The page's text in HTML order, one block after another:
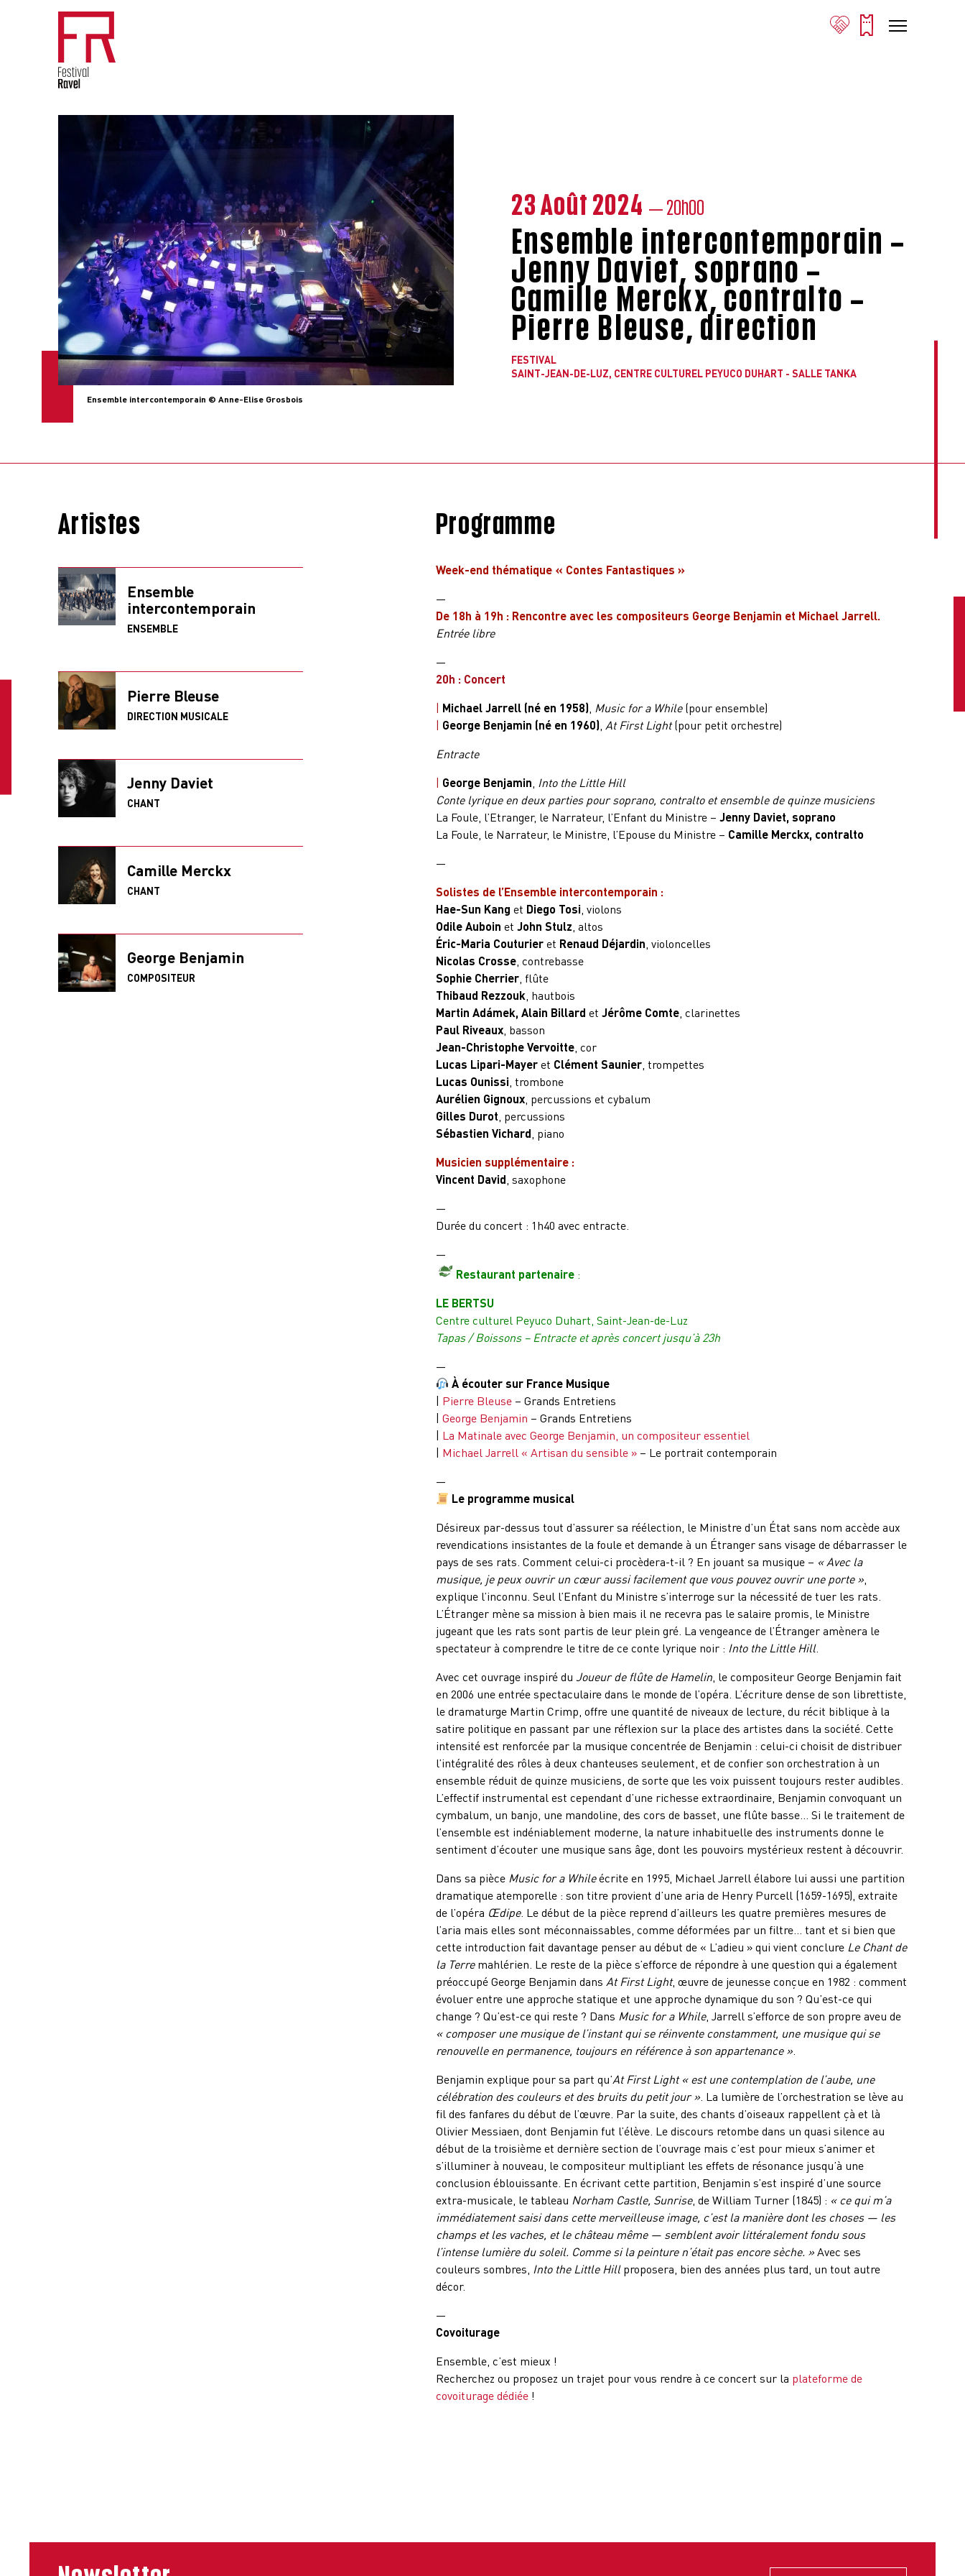
Ensemble intercontemporain © Anne-Elise Grosbois
23 Août 2024 — 20h00
Ensemble intercontemporain –
Jenny Daviet, soprano –
Camille Merckx, contralto –
Pierre Bleuse, direction
FESTIVAL
SAINT-JEAN-DE-LUZ, CENTRE CULTUREL PEYUCO DUHART - SALLE TANKA
Programme
Week-end thématique « Contes Fantastiques »
—
De 18h à 19h : Rencontre avec les compositeurs George Benjamin et Michael Jarrell.
Entrée libre
—
20h : Concert
| Michael Jarrell (né en 1958), Music for a While(pour ensemble)
| George Benjamin (né en 1960), At First Light(pour petit orchestre)
Entracte
| George Benjamin, Into the Little Hill
Conte lyrique en deux parties pour soprano, contralto et ensemble de quinze musiciens
La Foule, l’Etranger, le Narrateur, l’Enfant du Ministre – Jenny Daviet, soprano
La Foule, le Narrateur, le Ministre, l’Epouse du Ministre – Camille Merckx, contralto
—
Solistes de l’Ensemble intercontemporain :
Hae-Sun Kang et Diego Tosi, violons
Odile Auboin et John Stulz, altos
Éric-Maria Couturieret Renaud Déjardin, violoncelles
Nicolas Crosse, contrebasse
Sophie Cherrier, flûte
Thibaud Rezzouk, hautbois
Martin Adámek, Alain Billard et Jérôme Comte, clarinettes
Paul Riveaux, basson
Jean-Christophe Vervoitte, cor
Lucas Lipari-Mayeret Clément Saunier, trompettes
Lucas Ounissi, trombone
Aurélien Gignoux, percussions et cybalum
Gilles Durot, percussions
Sébastien Vichard, piano
Musicien supplémentaire :
Vincent David, saxophone
—
Durée du concert : 1h40 avec entracte.
—
Restaurant partenaire:
LE BERTSU
Centre culturel Peyuco Duhart, Saint-Jean-de-Luz
Tapas / Boissons – Entracte et après concert jusqu’à 23h
—
À écouter sur France Musique
| Pierre Bleuse– Grands Entretiens
| George Benjamin – Grands Entretiens
| La Matinale avec George Benjamin, un compositeur essentiel
| Michael Jarrell « Artisan du sensible »– Le portrait contemporain
—
Le programme musical
Désireux par-dessus tout d’assurer sa réélection, le Ministre d’un État sans nom accède aux
revendications insistantes de la foule et demande à un Étranger sans visage de débarrasser le
pays de ses rats. Comment celui-ci procèdera-t-il ? En jouant sa musique – « Avec la
musique, je peux ouvrir un cœur aussi facilement que vous pouvez ouvrir une porte »,
explique l’inconnu. Seul l’Enfant du Ministre s’interroge sur la nécessité de tuer les rats.
L’Étranger mène sa mission à bien mais il ne recevra pas le salaire promis, le Ministre
jugeant que les rats sont partis de leur plein gré. La vengeance de l’Étranger amènera le
spectateur à comprendre le titre de ce conte lyrique noir : Into the Little Hill.
Avec cet ouvrage inspiré du Joueur de flûte de Hamelin, le compositeur George Benjamin fait
en 2006 une entrée spectaculaire dans le monde de l’opéra. L’écriture dense de son librettiste,
le dramaturge Martin Crimp, offre une quantité de niveaux de lecture, du récit biblique à la
satire politique en passant par une réflexion sur la place des artistes dans la société. Cette
intensité est renforcée par la musique concentrée de Benjamin : celui-ci choisit de distribuer
l’intégralité des rôles à deux chanteuses seulement, et de confier son orchestration à un
ensemble réduit de quinze musiciens, de sorte que les voix puissent toujours rester audibles.
L’effectif instrumental est cependant d’une richesse extraordinaire, Benjamin convoquant un
cymbalum, un banjo, une mandoline, des cors de basset, une flûte basse… Si le traitement de
l’ensemble est indéniablement moderne, la nature inhabituelle des instruments donne le
sentiment d’écouter une musique sans âge, dont les pouvoirs mystérieux restent à découvrir.
Dans sa pièce Music for a Whileécrite en 1995, Michael Jarrell élabore lui aussi une partition
dramatique atemporelle : son titre provient d’une aria de Henry Purcell (1659-1695), extraite
de l’opéra Œdipe. Le début de la pièce reprend d’ailleurs les quatre premières mesures de
l’aria mais elles sont méconnaissables, comme déformées par un filtre… tant et si bien que
cette introduction fait davantage penser au début de « L’adieu » qui vient conclure Le Chant de
la Terremahlérien. Le reste de la pièce s’efforce de répondre à une question qui a également
préoccupé George Benjamin dans At First Light, œuvre de jeunesse conçue en 1982 : comment
évoluer entre une approche statique et une approche dynamique du son ? Qu’est-ce qui
change ? Qu’est-ce qui reste ? Dans Music for a While, Jarrell s’efforce de son propre aveu de
« composer une musique de l’instant qui se réinvente constamment, une musique qui se
renouvelle en permanence, toujours en référence à son appartenance ».
Benjamin explique pour sa part qu’At First Light « est une contemplation de l’aube, une
célébration des couleurs et des bruits du petit jour ». La lumière de l’orchestration se lève au
fil des fanfares du début de l’œuvre. Par la suite, des chants d’oiseaux rappellent çà et là
Olivier Messiaen, dont Benjamin fut l’élève. Le discours retombe dans un quasi silence au
début de la troisième et dernière section de l’ouvrage mais c’est pour mieux s’animer et
s’illuminer à nouveau, le compositeur multipliant les effets de résonance jusqu’à une
conclusion éblouissante. En écrivant cette partition, Benjamin s’est inspiré d’une source
extra-musicale, le tableau Norham Castle, Sunrise, de William Turner (1845) : « ce qui m’a
immédiatement saisi dans cette merveilleuse image, c’est la manière dont les choses — les
champs et les vaches, et le château même — semblent avoir littéralement fondu sous
l’intense lumière du soleil. Comme si la peinture n’était pas encore sèche. »Avec ses
couleurs sombres, Into the Little Hillproposera, bien des années plus tard, un tout autre
décor.
—
Covoiturage
Ensemble, c’est mieux !
Recherchez ou proposez un trajet pour vous rendre à ce concert sur la plateforme de
covoiturage dédiée!
Artistes
Ensemble
intercontemporain
ENSEMBLE
Pierre Bleuse
DIRECTION MUSICALE
Jenny Daviet
CHANT
Camille Merckx
CHANT
George Benjamin
COMPOSITEUR